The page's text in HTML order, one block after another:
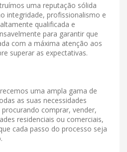
uma reputação sólida
integridade, profissionalismo e
qualificada e
para garantir que
com a máxima atenção aos
superar as expectativas.
uma ampla gama de
as suas necessidades
comprar, vender,
residenciais ou comerciais,
cada passo do processo seja